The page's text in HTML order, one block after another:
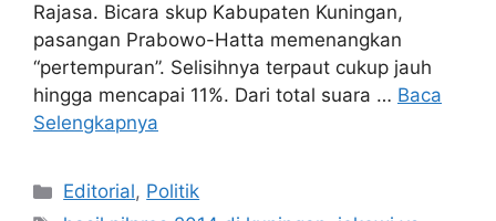
Rajasa. Bicara skup Kabupaten Kuningan,
pasangan Prabowo-Hatta memenangkan
“pertempuran”. Selisihnya terpaut cukup jauh
hingga mencapai 11%. Dari total suara … Baca
Selengkapnya
Kategori
Editorial, Politik